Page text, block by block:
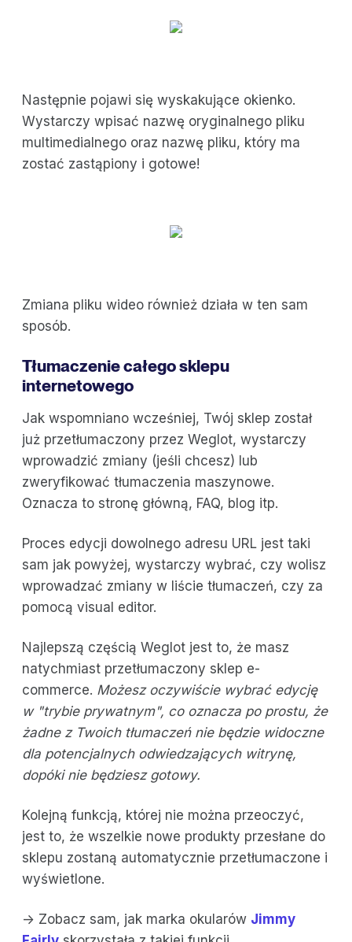
Następnie pojawi się wyskakujące okienko.
Wystarczy wpisać nazwę oryginalnego pliku
multimedialnego oraz nazwę pliku, który ma
zostać zastąpiony i gotowe!
Zmiana pliku wideo również działa w ten sam
sposób.
Tłumaczenie całego sklepu
internetowego
Jak wspomniano wcześniej, Twój sklep został
już przetłumaczony przez Weglot, wystarczy
wprowadzić zmiany (jeśli chcesz) lub
zweryfikować tłumaczenia maszynowe.
Oznacza to stronę główną, FAQ, blog itp.
Proces edycji dowolnego adresu URL jest taki
sam jak powyżej, wystarczy wybrać, czy wolisz
wprowadzać zmiany w liście tłumaczeń, czy za
pomocą visual editor.
Najlepszą częścią Weglot jest to, że masz
natychmiast przetłumaczony sklep e-
commerce. Możesz oczywiście wybrać edycję
w "trybie prywatnym", co oznacza po prostu, że
żadne z Twoich tłumaczeń nie będzie widoczne
dla potencjalnych odwiedzających witrynę,
dopóki nie będziesz gotowy.
Kolejną funkcją, której nie można przeoczyć,
jest to, że wszelkie nowe produkty przesłane do
sklepu zostaną automatycznie przetłumaczone i
wyświetlone.
-> Zobacz sam, jak marka okularów Jimmy